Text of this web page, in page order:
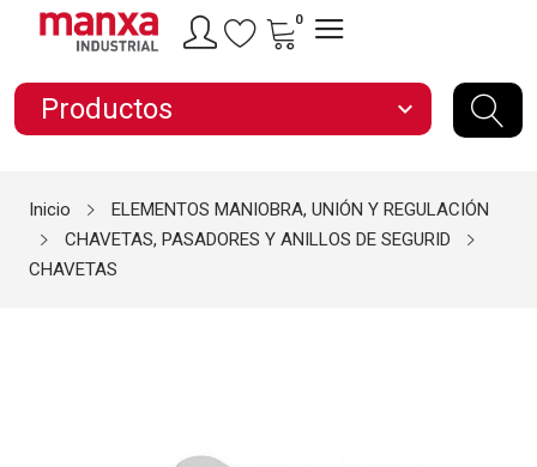
0
Productos expand_more
Inicio
ELEMENTOS MANIOBRA, UNIÓN Y REGULACIÓN
CHAVETAS, PASADORES Y ANILLOS DE SEGURID
CHAVETAS